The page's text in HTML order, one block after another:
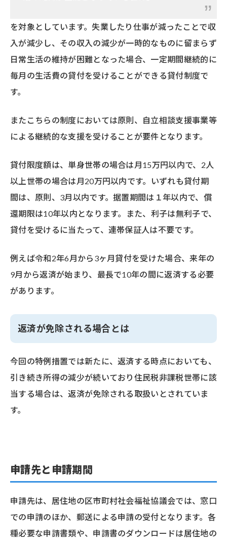
を対象としています。失業したり仕事が減ったことで収
入が減少し、その収入の減少が一時的なものに留まらず
日常生活の維持が困難となった場合、一定期間継続的に
毎月の生活費の貸付を受けることができる貸付制度で
す。
またこちらの制度においては原則、自立相談支援事業等
による継続的な支援を受けることが要件となります。
貸付限度額は、単身世帯の場合は月15万円以内で、2人
以上世帯の場合は月20万円以内です。いずれも貸付期
間は、原則、3月以内です。据置期間は１年以内で、償
還期限は10年以内となります。また、利子は無利子で、
貸付を受けるに当たって、連帯保証人は不要です。
例えば令和2年6月から3ヶ月貸付を受けた場合、来年の
9月から返済が始まり、最長で10年の間に返済する必要
があります。
返済が免除される場合とは
今回の特例措置では新たに、返済する時点においても、
引き続き所得の減少が続いており住民税非課税世帯に該
当する場合は、返済が免除される取扱いとされていま
す。
申請先と申請期間
申請先は、居住地の区市町村社会福祉協議会では、窓口
での申請のほか、郵送による申請の受付となります。各
種必要な申請書類や、申請書のダウンロードは居住地の